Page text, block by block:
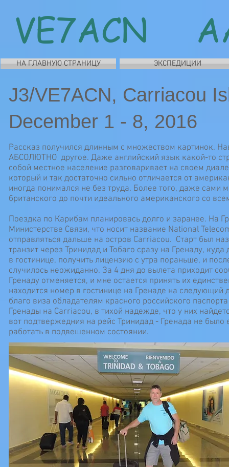
VE7ACN
НА ГЛАВНУЮ СТРАНИЦУ ЭКСПЕДИЦИИ
J3/VE7ACN, Carriacou
December 1 - 8, 2016
Рассказ получился длинным с множеством картинок.
АБСОЛЮТНО другое. Даже английский язык какой-то
собой местное население разговаривает на своем
который и так достаточно сильно отличается от
иногда понимался не без труда. Более того, даже
британского до почти идеального американского со
Поездка по Карибам планировась долго и заранее. На
Министерстве Связи, что носит название National
отправляться дальше на остров Carriacou. Старт был
транзит через Тринидад и Тобаго сразу на Гренаду,
в гостинице, получить лицензию с утра пораньше, и
случилось неожиданно. За 4 дня до вылета приходит
Гренаду отменяется, и мне остается принять их
находится номер в гостинице на Гренаде на
благо виза обладателям красного российского
Гренады на Carriacou, в тихой надежде, что у них
вот подтвержедния на рейс Тринидад - Гренада не
работать в подвешенном состоянии.